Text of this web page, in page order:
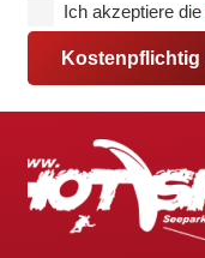
Ich akzeptiere die